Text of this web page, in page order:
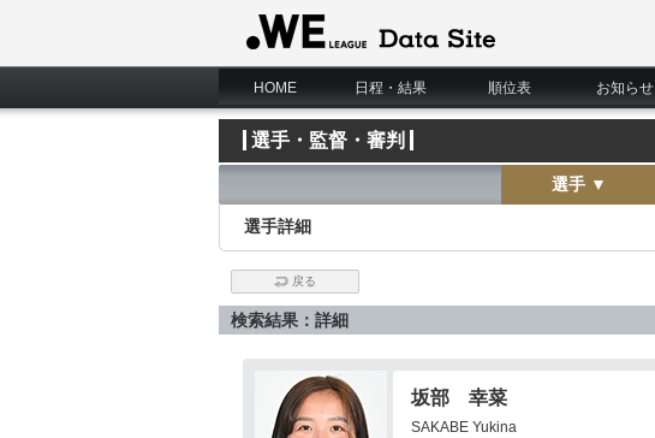
WE LEAGUE Data Site
HOME 日程・結果 順位表 お知らせ
選手・監督・審判
選手 ▼
選手詳細
戻る
検索結果：詳細
坂部 幸菜
SAKABE Yukina